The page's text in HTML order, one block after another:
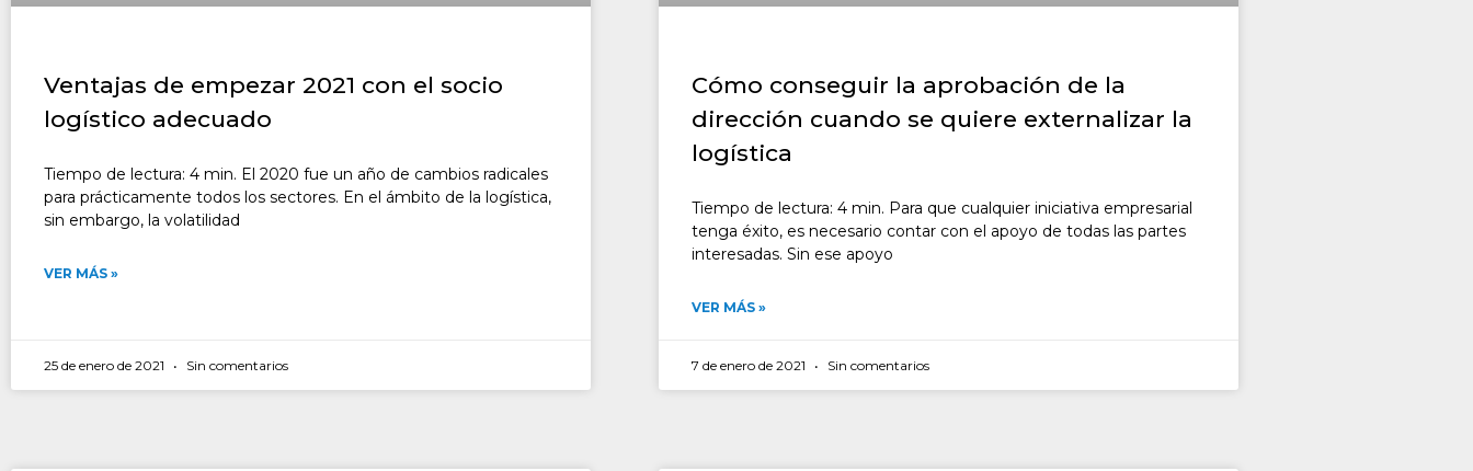
Ventajas de empezar 2021 con el socio
logístico adecuado
Tiempo de lectura: 4 min. El 2020 fue un año de cambios radicales
para prácticamente todos los sectores. En el ámbito de la logística,
sin embargo, la volatilidad
VER MÁS »
25 de enero de 2021 Sin comentarios
Cómo conseguir la aprobación de la
dirección cuando se quiere externalizar la
logística
Tiempo de lectura: 4 min. Para que cualquier iniciativa empresarial
tenga éxito, es necesario contar con el apoyo de todas las partes
interesadas. Sin ese apoyo
VER MÁS »
7 de enero de 2021 Sin comentarios